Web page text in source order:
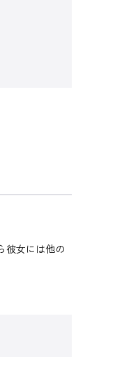
彼女には他の